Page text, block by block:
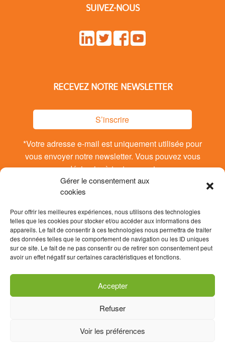
Gérer le consentement aux
cookies
Pour offrir les meilleures expériences, nous utilisons des technologies
telles que les cookies pour stocker et/ou accéder aux informations des
appareils. Le fait de consentir à ces technologies nous permettra de traiter
des données telles que le comportement de navigation ou les ID uniques
sur ce site. Le fait de ne pas consentir ou de retirer son consentement peut
avoir un effet négatif sur certaines caractéristiques et fonctions.
Accepter
Refuser
Voir les préférences
SUIVEZ-NOUS
RECEVEZ NOTRE NEWSLETTER
S’inscrire
*Votre adresse e-mail est uniquement utilisée pour
vous envoyer notre newsletter. Vous pouvez vous
désinsrire à tout moment.
Données personnelles / RGPD